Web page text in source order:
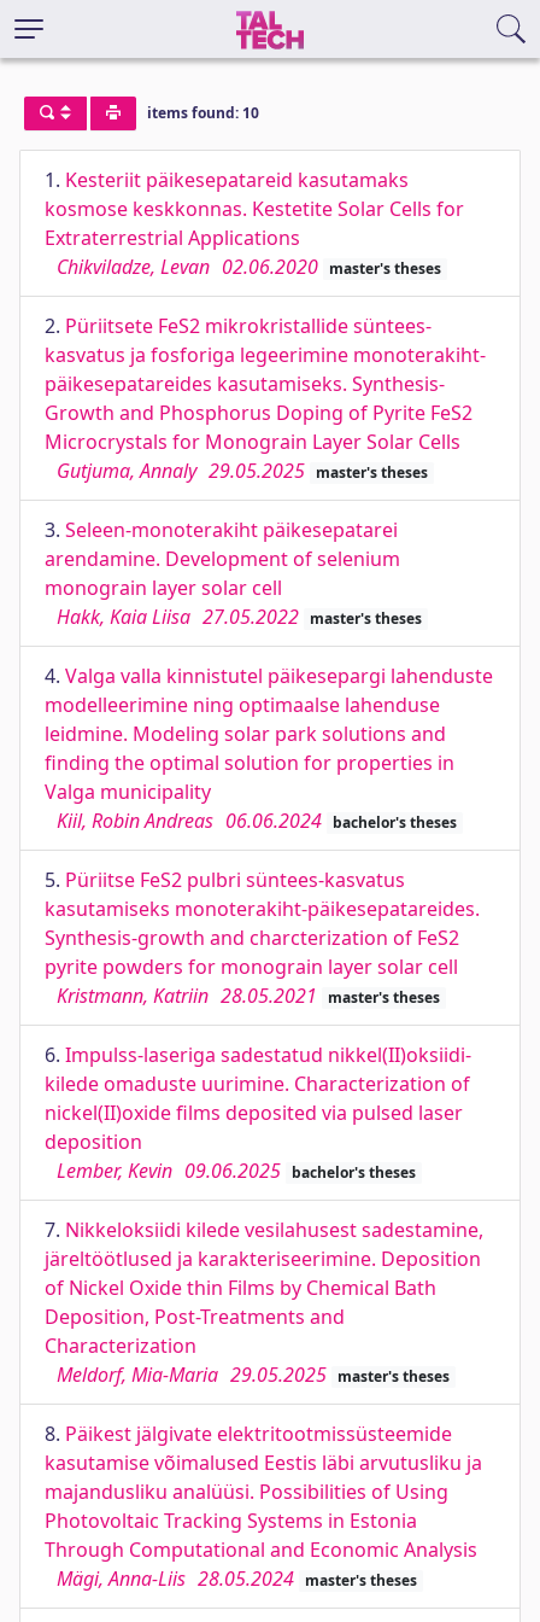
items found: 10
1. Kesteriit päikesepatareid kasutamaks
kosmose keskkonnas. Kestetite Solar Cells for
Extraterrestrial Applications
Chikviladze, Levan 02.06.2020 master's theses
2. Püriitsete FeS2 mikrokristallide süntees-
kasvatus ja fosforiga legeerimine monoterakiht-
päikesepatareides kasutamiseks. Synthesis-
Growth and Phosphorus Doping of Pyrite FeS2
Microcrystals for Monograin Layer Solar Cells
Gutjuma, Annaly 29.05.2025 master's theses
3. Seleen-monoterakiht päikesepatarei
arendamine. Development of selenium
monograin layer solar cell
Hakk, Kaia Liisa 27.05.2022 master's theses
4. Valga valla kinnistutel päikesepargi lahenduste
modelleerimine ning optimaalse lahenduse
leidmine. Modeling solar park solutions and
finding the optimal solution for properties in
Valga municipality
Kiil, Robin Andreas 06.06.2024 bachelor's theses
5. Püriitse FeS2 pulbri süntees-kasvatus
kasutamiseks monoterakiht-päikesepatareides.
Synthesis-growth and charcterization of FeS2
pyrite powders for monograin layer solar cell
Kristmann, Katriin 28.05.2021 master's theses
6. Impulss-laseriga sadestatud nikkel(II)oksiidi-
kilede omaduste uurimine. Characterization of
nickel(II)oxide films deposited via pulsed laser
deposition
Lember, Kevin 09.06.2025 bachelor's theses
7. Nikkeloksiidi kilede vesilahusest sadestamine,
järeltöötlused ja karakteriseerimine. Deposition
of Nickel Oxide thin Films by Chemical Bath
Deposition, Post-Treatments and
Characterization
Meldorf, Mia-Maria 29.05.2025 master's theses
8. Päikest jälgivate elektritootmissüsteemide
kasutamise võimalused Eestis läbi arvutusliku ja
majandusliku analüüsi. Possibilities of Using
Photovoltaic Tracking Systems in Estonia
Through Computational and Economic Analysis
Mägi, Anna-Liis 28.05.2024 master's theses